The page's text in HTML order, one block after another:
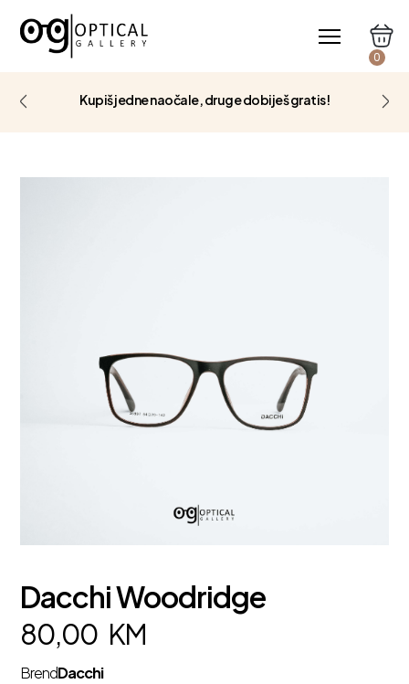
0
Kupiš jedne naočale, druge dobiješ gratis!
Dacchi Woodridge
80,00 KM
BrendDacchi